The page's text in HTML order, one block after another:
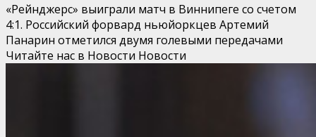
«Рейнджерс» выиграли матч в Виннипеге со счетом
4:1. Российский форвард ньюйоркцев Артемий
Панарин отметился двумя голевыми передачами
Читайте нас в Новости Новости